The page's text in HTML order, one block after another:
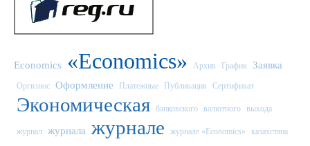
Economics «Economics» Архив График Заявка
Оргвзнос Оформление Платежные Публикация Сертификат
Экономическая банковского валютного выхода
журнал журнала журнале журнале «Economics» казахстана